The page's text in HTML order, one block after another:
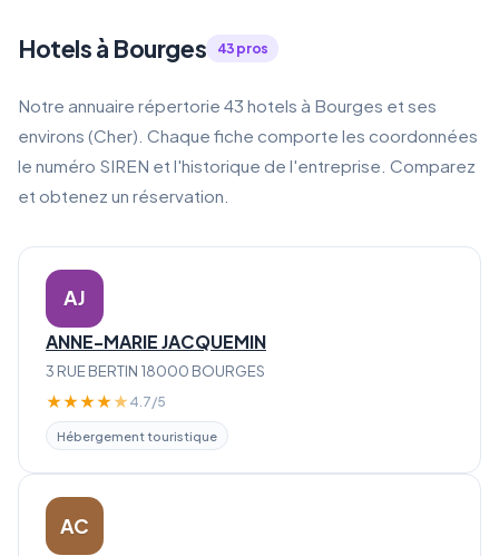
Hotels à Bourges 43 pros
Notre annuaire répertorie 43 hotels à Bourges et ses
environs (Cher). Chaque fiche comporte les coordonnées
le numéro SIREN et l'historique de l'entreprise. Comparez
et obtenez un réservation.
AJ
ANNE-MARIE JACQUEMIN
3 RUE BERTIN 18000 BOURGES
★★★★★ 4.7/5
Hébergement touristique
AC